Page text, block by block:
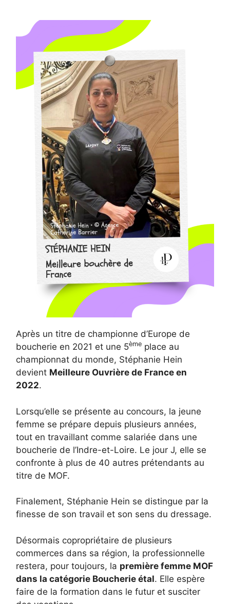
Après un titre de championne d’Europe de
boucherie en 2021 et une 5ème place au
championnat du monde, Stéphanie Hein
devient Meilleure Ouvrière de France en
2022.
Lorsqu’elle se présente au concours, la jeune
femme se prépare depuis plusieurs années,
tout en travaillant comme salariée dans une
boucherie de l’Indre-et-Loire. Le jour J, elle se
confronte à plus de 40 autres prétendants au
titre de MOF.
Finalement, Stéphanie Hein se distingue par la
finesse de son travail et son sens du dressage.
Désormais copropriétaire de plusieurs
commerces dans sa région, la professionnelle
restera, pour toujours, la première femme MOF
dans la catégorie Boucherie étal. Elle espère
faire de la formation dans le futur et susciter